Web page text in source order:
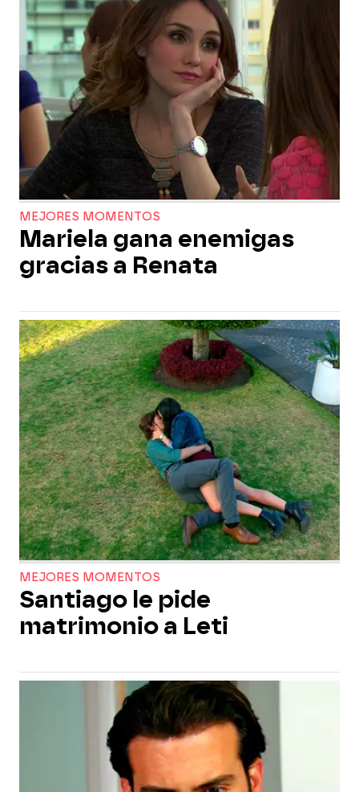
MEJORES MOMENTOS
Mariela gana enemigas
gracias a Renata
MEJORES MOMENTOS
Santiago le pide
matrimonio a Leti